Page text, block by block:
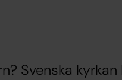
Svenska